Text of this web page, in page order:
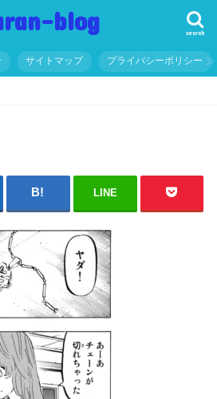
blog search
サイトマップ プライバシーポリシー
LINE